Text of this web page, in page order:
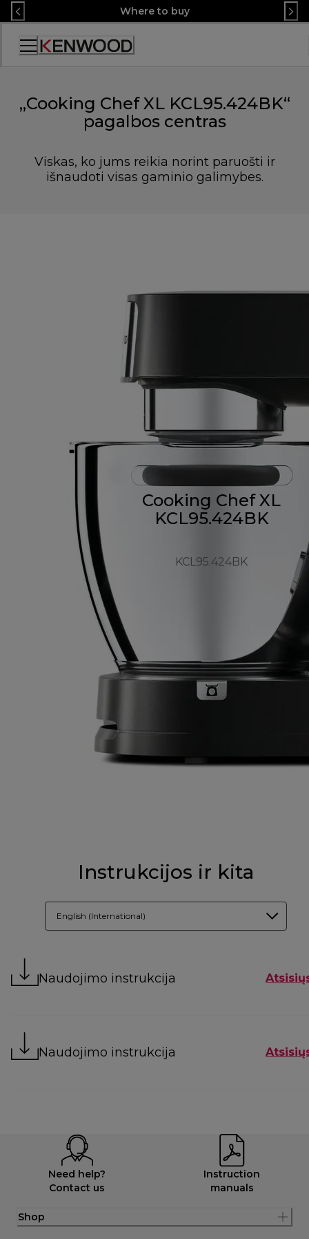
Skip
to
Content
Where to buy
Accessibility
„Cooking Chef XL KCL95.424BK“
pagalbos centras
Viskas, ko jums reikia norint paruošti ir
išnaudoti visas gaminio galimybes.
Cooking Chef XL
KCL95.424BK
KCL95.424BK
Instrukcijos ir kita
English (International)
Naudojimo instrukcija
Naudojimo instrukcija
Need help?
Contact us
Instruction
manuals
Shop